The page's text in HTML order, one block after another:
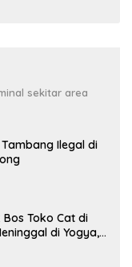
sekitar area
Ilegal di
Bos Toko Cat di
di Yogya,